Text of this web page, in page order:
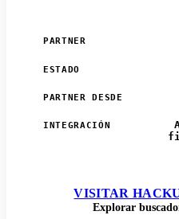
PARTNER
ESTADO
PARTNER DESDE
INTEGRACIÓN
VISITAR
Explorar